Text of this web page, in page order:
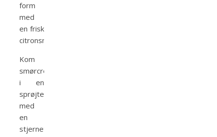
form
med
en frisk
citronsmag.
Kom
smørcremen
i en
sprøjtepose
med
en
stjernetyl